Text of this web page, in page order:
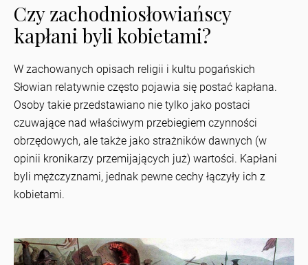
Czy zachodniosłowiańscy
kapłani byli kobietami?
W zachowanych opisach religii i kultu pogańskich
Słowian relatywnie często pojawia się postać kapłana.
Osoby takie przedstawiano nie tylko jako postaci
czuwające nad właściwym przebiegiem czynności
obrzędowych, ale także jako strażników dawnych (w
opinii kronikarzy przemijających już) wartości. Kapłani
byli mężczyznami, jednak pewne cechy łączyły ich z
kobietami.